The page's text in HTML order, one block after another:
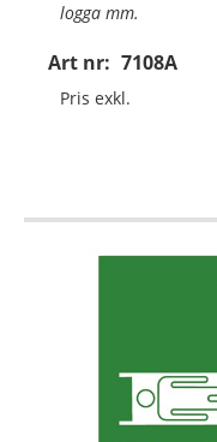
Art nr: 7108A
logga mm.
Material:Plan
Mått:105x148mm
Pris exkl.